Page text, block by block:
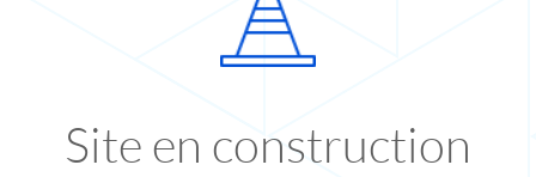
Site en construction